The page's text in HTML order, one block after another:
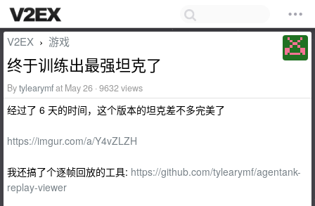
V2EX › 游戏
终于训练出最强坦克了
Bytylearymfat May 26 · 9632 views
经过了 6 天的时间，这个版本的坦克差不多完美了
https://imgur.com/a/Y4vZLZH
我还搞了个逐帧回放的工具: https://github.com/tylearymf/agentank-
replay-viewer